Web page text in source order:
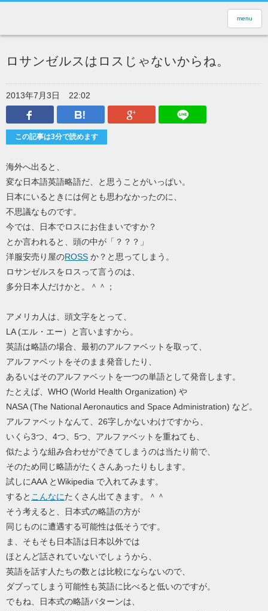
menu
ロサンゼルスはロスじゃないからね。
2013年7月3日
22:02
Facebook
はてなブックマークGoogle Plus
この記事は3分で読めます
海外へ出ると、
変な日本語英語略語だ、と思うことがいっぱい。
日本にいるときには何とも思わなかったのに、
不思議なものです。
今では、日本でロスにお住まいですか？
とか言われると、頭の中が「？？？」
洋服安売り屋のROSS か？と思ってしまう。
ロサンゼルスをロスって言うのは、
多分日本人だけかと。＾＾；
アメリカ人は、頭文字をとって、
LA (エル・エー）と言いますから。
英語は略語の場合、最初のアルファベットを取って、
アルファベットをそのまま発音したり、
あるいはそのアルファベットを一つの単語として発音します。
たとえば、WHO (World Health Organization) や
NASA (The National Aeronautics and Space Administration) など。
アルファベットなんて、26字しかないわけですから、
いくら3つ、4つ、5つ、アルファベットを重ねても、
似たような組み合わせができてしまうのは当たり前で、
そのため同じ略語がたくさんあったりもします。
試しにAAA とWikipedia で入れてみます。
すると こんなにたくさん出てきます。＾＾
そう考えると、日本式の略語の方が
同じものに遭遇する可能性は低そうです。
ま、そもそも日本語は日本以外では
ほとんど話されていないでしょうから、
英語を話す人たちの数とは比較にならないので、
ダブってしまう可能性も英語に比べると低いのですが。
でもね、日本式の略語パターンは、